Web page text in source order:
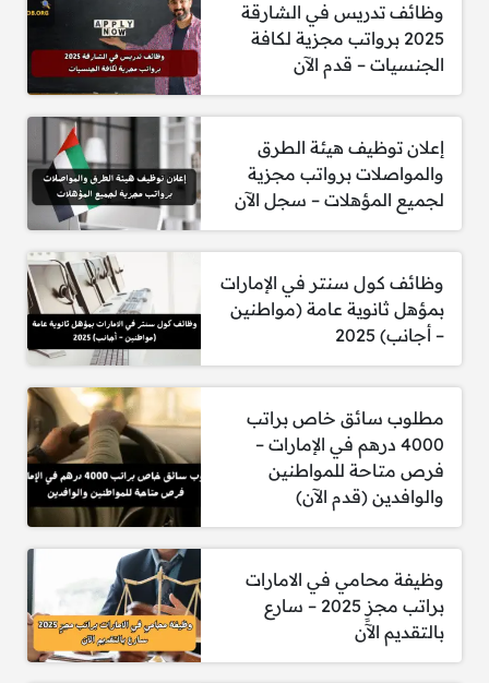
وظائف تدريس في الشارقة
2025 برواتب مجزية لكافة
الجنسيات – قدم الآن
إعلان توظيف هيئة الطرق
والمواصلات برواتب مجزية
لجميع المؤهلات – سجل الآن
وظائف كول سنتر في الإمارات
بمؤهل ثانوية عامة (مواطنين
– أجانب) 2025
مطلوب سائق خاص براتب
4000 درهم في الإمارات –
فرص متاحة للمواطنين
والوافدين (قدم الآن)
وظيفة محامي في الامارات
براتب مجزٍ 2025 – سارع
بالتقديم الآن